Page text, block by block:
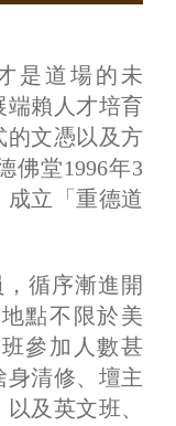
是道場的未
端賴人才培育
的文憑以及方
佛堂1996年3
成立「重德道
循序漸進開
點不限於美
參加人數甚
清修、壇主
及英文班、